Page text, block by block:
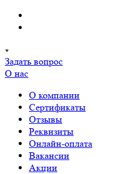
Задать вопрос
О нас
О компании
Сертификаты
Отзывы
Реквизиты
Онлайн-оплата
Вакансии
Акции